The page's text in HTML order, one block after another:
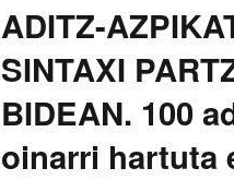
ADITZ-
SINTAXI
BIDEAN. 100
oinarri hartuta